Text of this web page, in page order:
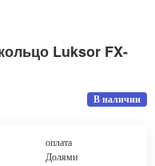
Luksor FX-
В наличии
оплата
Долями